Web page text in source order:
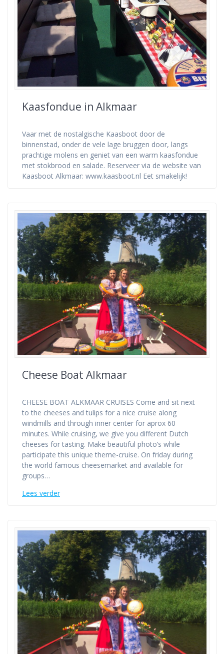
Kaasfondue in Alkmaar
Vaar met de nostalgische Kaasboot door de
binnenstad, onder de vele lage bruggen door, langs
prachtige molens en geniet van een warm kaasfondue
met stokbrood en salade. Reserveer via de website van
Kaasboot Alkmaar: www.kaasboot.nl Eet smakelijk!
Cheese Boat Alkmaar
CHEESE BOAT ALKMAAR CRUISES Come and sit next
to the cheeses and tulips for a nice cruise along
windmills and through inner center for aprox 60
minutes. While cruising, we give you different Dutch
cheeses for tasting. Make beautiful photo’s while
participate this unique theme-cruise. On friday during
the world famous cheesemarket and available for
groups…
Lees verder